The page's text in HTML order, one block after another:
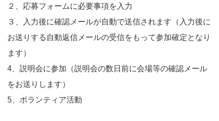
２、応募フォームに必要事項を入力
３、入力後に確認メールが自動で送信されます（入力後に
お送りする自動返信メールの受信をもって参加確定となり
ます）
4、説明会に参加（説明会の数日前に会場等の確認メール
をお送りします）
5、ボランティア活動